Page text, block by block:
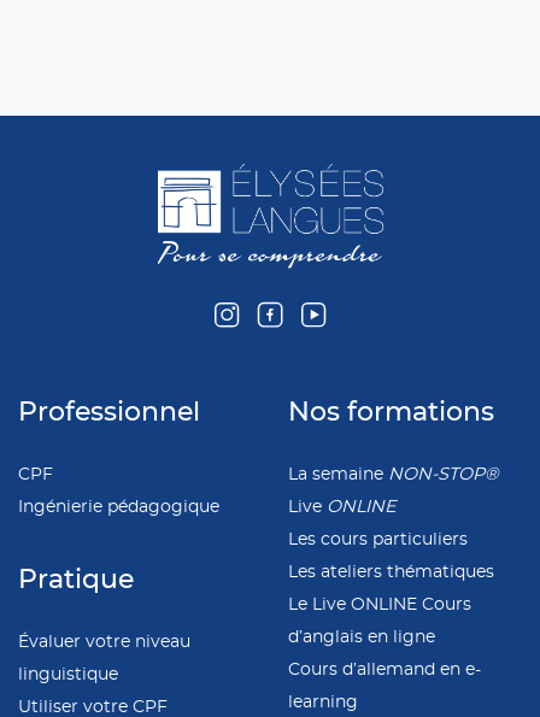
Professionnel
CPF
Ingénierie pédagogique
Pratique
Évaluer votre niveau
linguistique
Utiliser votre CPF
Nos formations
La semaine NON-STOP®
Live ONLINE
Les cours particuliers
Les ateliers thématiques
Le Live ONLINE Cours
d’anglais en ligne
Cours d’allemand en e-
learning